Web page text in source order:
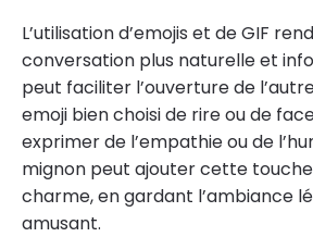
L’utilisation d’emojis et de GIF
conversation plus naturelle et
peut faciliter l’ouverture de
emoji bien choisi de rire ou de
exprimer de l’empathie ou de
mignon peut ajouter cette
charme, en gardant l’ambiance
amusant.